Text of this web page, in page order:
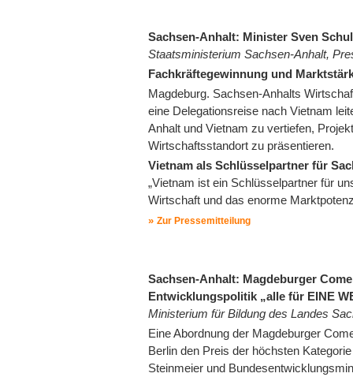
Sachsen-Anhalt: Minister Sven
Staatsministerium Sachsen-Anhalt,
Fachkräftegewinnung und
Magdeburg. Sachsen-Anhalts
eine Delegationsreise nach Vietnam
Anhalt und Vietnam zu vertiefen,
Wirtschaftsstandort zu präsentieren.
Vietnam als Schlüsselpartner für
„Vietnam ist ein Schlüsselpartner für
Wirtschaft und das enorme
Zur Pressemitteilung
Sachsen-Anhalt: Magdeburger
Entwicklungspolitik „alle für EINE
Ministerium für Bildung des Landes
Eine Abordnung der Magdeburger
Berlin den Preis der höchsten
Steinmeier und